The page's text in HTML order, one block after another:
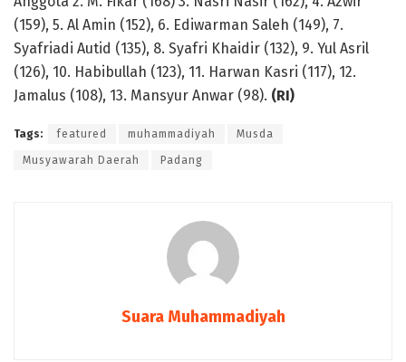
(159), 5. Al Amin (152), 6. Ediwarman Saleh (149), 7.
Syafriadi Autid (135), 8. Syafri Khaidir (132), 9. Yul Asril
(126), 10. Habibullah (123), 11. Harwan Kasri (117), 12.
Jamalus (108), 13. Mansyur Anwar (98). (RI)
Tags: featured muhammadiyah Musda
Musyawarah Daerah Padang
Suara Muhammadiyah